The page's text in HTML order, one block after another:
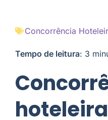
Concorrência
Tempo de leitura: 3